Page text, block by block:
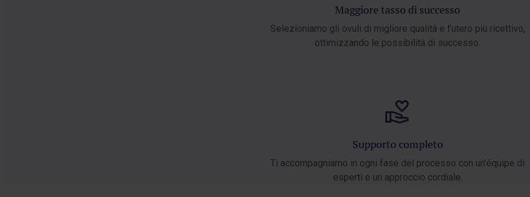
Maggiore tasso di successo
Selezioniamo gli ovuli di migliore qualità e l’utero più ricettivo,
ottimizzando le possibilità di successo.
Supporto completo
Ti accompagniamo in ogni fase del processo con un’équipe di
esperti e un approccio cordiale.